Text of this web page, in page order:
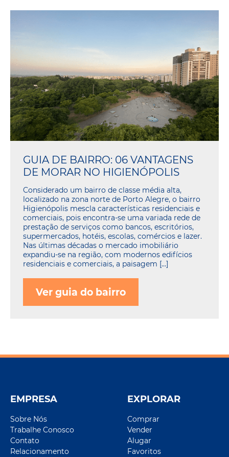
GUIA DE BAIRRO: 06 VANTAGENS
DE MORAR NO HIGIENÓPOLIS
Considerado um bairro de classe média alta,
localizado na zona norte de Porto Alegre, o bairro
Higienópolis mescla características residenciais e
comerciais, pois encontra-se uma variada rede de
prestação de serviços como bancos, escritórios,
supermercados, hotéis, escolas, comércios e lazer.
Nas últimas décadas o mercado imobiliário
expandiu-se na região, com modernos edifícios
residenciais e comerciais, a paisagem […]
Ver guia do bairro
EMPRESA
Sobre Nós
Trabalhe Conosco
Contato
Relacionamento
EXPLORAR
Comprar
Vender
Alugar
Favoritos